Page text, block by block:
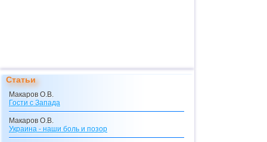
Статьи
Макаров О.В.
Гости с Запада
Макаров О.В.
Украина - наши боль и позор